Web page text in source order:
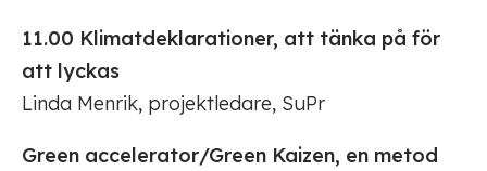
11.00 Klimatdeklarationer, att tänka på för
att lyckas
Linda Menrik, projektledare, SuPr
Green accelerator/Green Kaizen, en metod